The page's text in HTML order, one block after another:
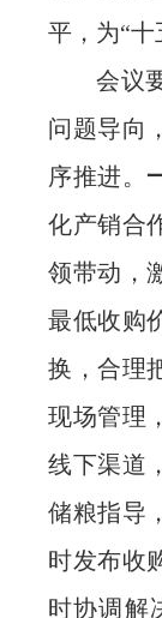
平，为“
会议
问题导向
序推进。
化产销合
领带动，
最低收购
换，合理
现场管理
线下渠道
储粮指导
时发布收
时协调解